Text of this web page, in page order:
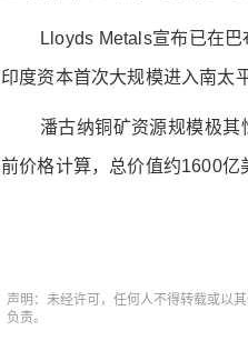
Lloyds Metals宣布已在
印度资本首次大规模进入南太
潘古纳铜矿资源规模极
前价格计算，总价值约1600亿
声明：未经许可，任何人不得转载或以
负责。